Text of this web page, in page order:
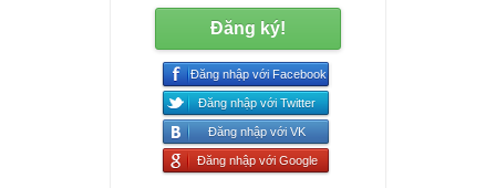
Đăng ký!
Đăng nhập với Facebook
Đăng nhập với Twitter
Đăng nhập với VK
Đăng nhập với Google